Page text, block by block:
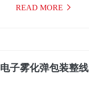
READ MORE
电子雾化弹包装整线